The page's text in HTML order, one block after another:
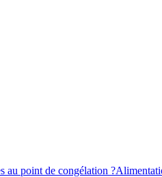
au point de congélation ?